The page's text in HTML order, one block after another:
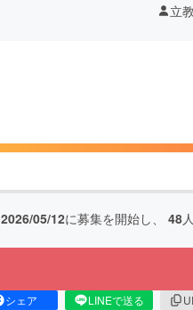
立
2026/05/12に募集を開始し、 48
シェア LINEで送る